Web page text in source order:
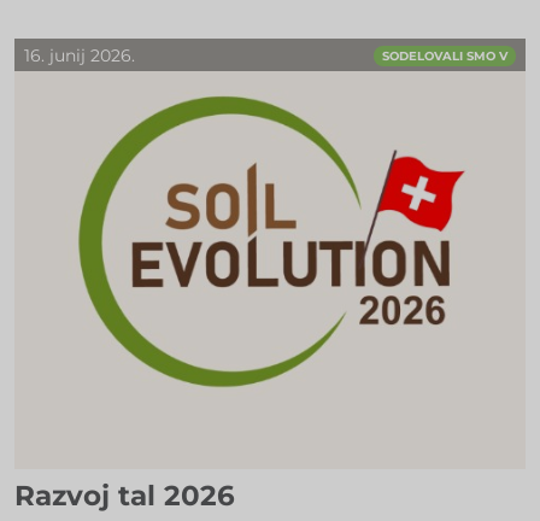
16. junij 2026. SODELOVALI SMO V
Razvoj tal 2026